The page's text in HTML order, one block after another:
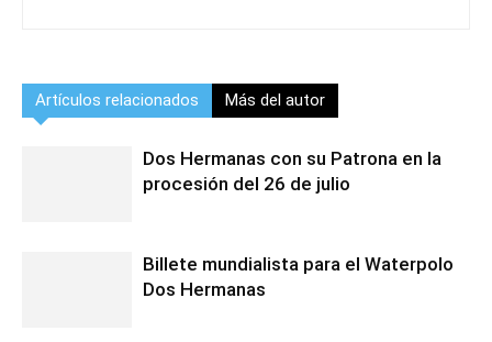
Artículos relacionados Más del autor
Dos Hermanas con su Patrona en la
procesión del 26 de julio
Billete mundialista para el Waterpolo
Dos Hermanas